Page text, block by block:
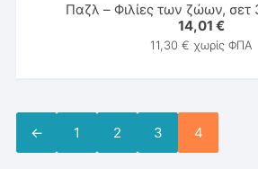
14,01 €
11,30 € χωρίς ΦΠΑ
← 1 2 3 4